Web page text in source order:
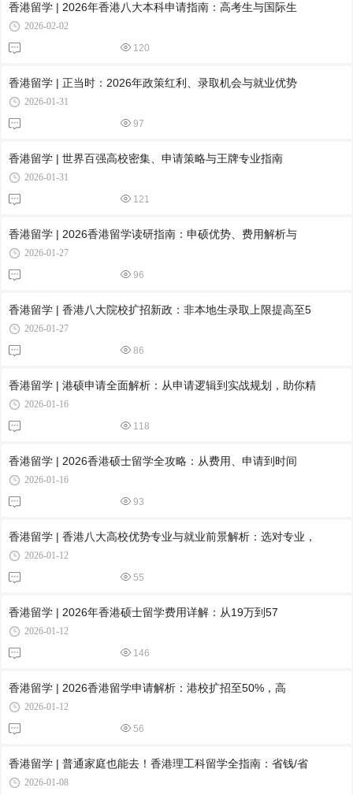
香港留学 | 2026年香港八大本科申请指南：高考生与国际生
2026-02-02
120
香港留学 | 正当时：2026年政策红利、录取机会与就业优势
2026-01-31
97
香港留学 | 世界百强高校密集、申请策略与王牌专业指南
2026-01-31
121
香港留学 | 2026香港留学读研指南：申硕优势、费用解析与
2026-01-27
96
香港留学 | 香港八大院校扩招新政：非本地生录取上限提高至5
2026-01-27
86
香港留学 | 港硕申请全面解析：从申请逻辑到实战规划，助你精
2026-01-16
118
香港留学 | 2026香港硕士留学全攻略：从费用、申请到时间
2026-01-16
93
香港留学 | 香港八大高校优势专业与就业前景解析：选对专业，
2026-01-12
55
香港留学 | 2026年香港硕士留学费用详解：从19万到57
2026-01-12
146
香港留学 | 2026香港留学申请解析：港校扩招至50%，高
2026-01-12
56
香港留学 | 普通家庭也能去！香港理工科留学全指南：省钱/省
2026-01-08